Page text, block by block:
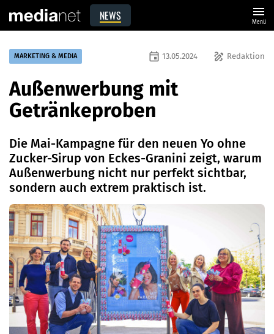
NEWS menu
Menü
MARKETING & MEDIA draw Redaktion
event 13.05.2024
Außenwerbung mit
Getränkeproben
Die Mai-Kampagne für den neuen Yo ohne
Zucker-Sirup von Eckes-Granini zeigt, warum
Außenwerbung nicht nur perfekt sichtbar,
sondern auch extrem praktisch ist.